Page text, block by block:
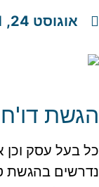
אוגוסט 24, 2021
הגשת
כל בעל עסק